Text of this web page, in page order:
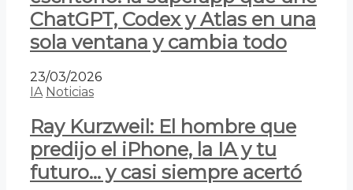
ChatGPT, Codex y Atlas en una
sola ventana y cambia todo
23/03/2026
IA Noticias
Ray Kurzweil: El hombre que
predijo el iPhone, la IA y tu
futuro… y casi siempre acertó